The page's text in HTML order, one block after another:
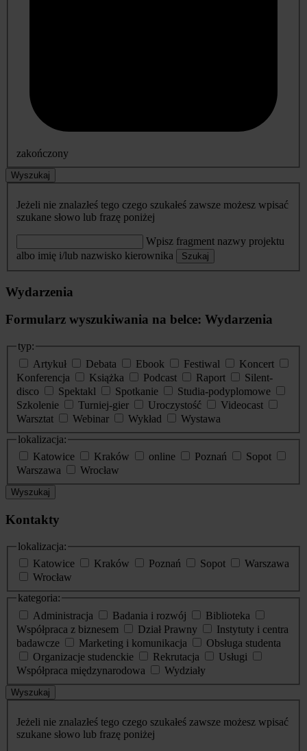
zakończony
Wyszukaj
Jeżeli nie znalazłeś tego czego szukałeś zawsze możesz wpisać
szukane słowo lub frazę poniżej
Wpisz fragment nazwy projektu
albo imię i/lub nazwisko kierownika
Szukaj
Wydarzenia
Formularz wyszukiwania na belce: Wydarzenia
typ:
Artykuł
Debata Ebook Festiwal
Koncert
Konferencja
Książka Podcast Raport
Silent-
disco
Spektakl Spotkanie
Studia-podyplomowe
Szkolenie
Turniej-gier Uroczystość
Videocast
Warsztat
Webinar Wykład
Wystawa
lokalizacja:
Katowice
Kraków online Poznań
Sopot
Warszawa
Wrocław
Wyszukaj
Kontakty
lokalizacja:
Katowice
Kraków Poznań Sopot
Warszawa
Wrocław
kategoria:
Administracja
Badania i rozwój
Biblioteka
Współpraca z biznesem
Dział Prawny
Instytuty i centra
badawcze
Marketing i komunikacja
Obsługa studenta
Organizacje studenckie
Rekrutacja
Usługi
Współpraca międzynarodowa
Wydziały
Wyszukaj
Jeżeli nie znalazłeś tego czego szukałeś zawsze możesz wpisać
szukane słowo lub frazę poniżej